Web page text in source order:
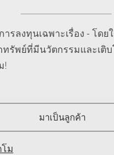
รลงทุนเฉพาะเรื่อง - โดย
รัพย์ที่มีนวัตกรรมและเติบ
!
มาเป็นลูกค้า
ม